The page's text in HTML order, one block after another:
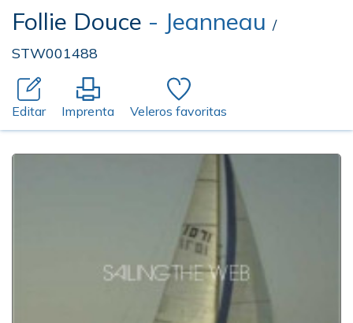
Follie Douce - Jeanneau /
STW001488
Editar Imprenta Veleros favoritas